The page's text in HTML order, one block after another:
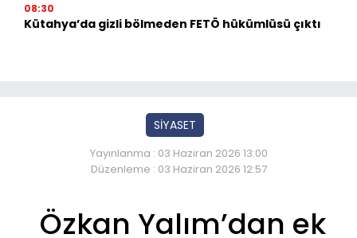
08:30
Kütahya’da gizli bölmeden FETÖ hükümlüsü çıktı
SİYASET
Yayınlanma : 03 Haziran 2026 13:00
Düzenleme : 03 Haziran 2026 12:57
Özkan Yalım’dan ek